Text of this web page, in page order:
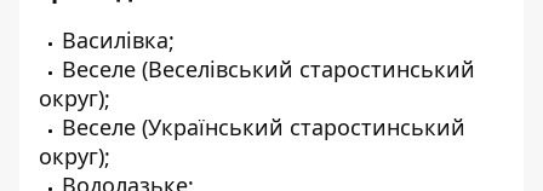
Василівка;
Веселе (Веселівський старостинський
округ);
Веселе (Український старостинський
округ);
Водолазьке;